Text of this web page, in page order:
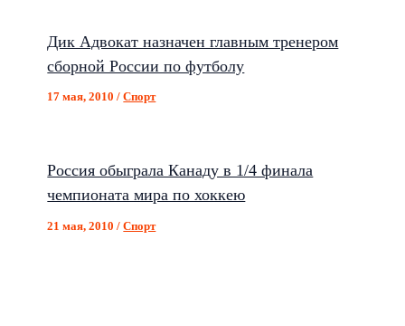
Дик Адвокат назначен главным тренером
сборной России по футболу
17 мая, 2010/Спорт
Россия обыграла Канаду в 1/4 финала
чемпионата мира по хоккею
21 мая, 2010/Спорт